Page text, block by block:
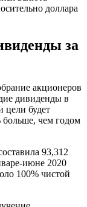
доллара
за
акционеров
дивиденды в
цели будет
больше, чем годом
93,312
июне 2020
100% чистой